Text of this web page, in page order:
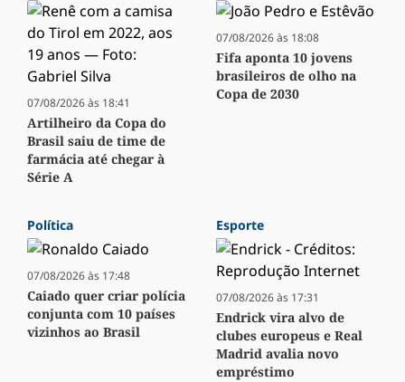
07/08/2026 às 18:41
Artilheiro da Copa do
Brasil saiu de time de
farmácia até chegar à
Série A
07/08/2026 às 18:08
Fifa aponta 10 jovens
brasileiros de olho na
Copa de 2030
Política
07/08/2026 às 17:48
Caiado quer criar polícia
conjunta com 10 países
vizinhos ao Brasil
Esporte
07/08/2026 às 17:31
Endrick vira alvo de
clubes europeus e Real
Madrid avalia novo
empréstimo